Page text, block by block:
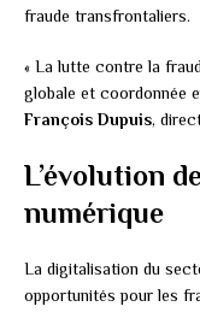
fraude transfrontaliers.
« La lutte contre la
globale et coordonnée
François Dupuis,
L’évolution
numérique
La digitalisation du
opportunités pour les